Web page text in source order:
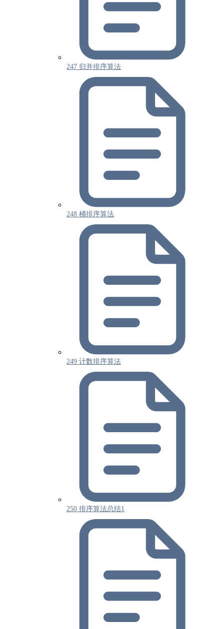
247 归并排序算法
248 桶排序算法
249 计数排序算法
250 排序算法总结1